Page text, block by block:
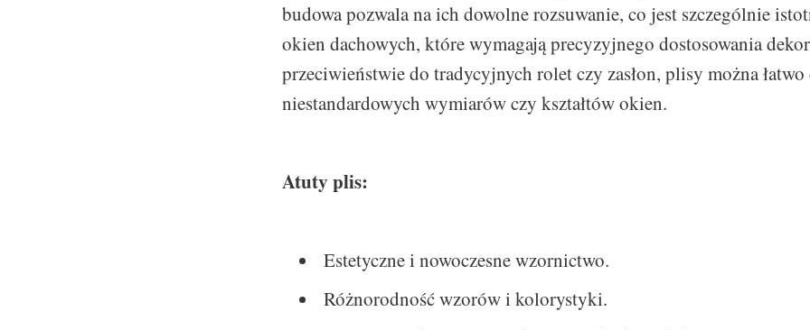
budowa pozwala na ich dowolne rozsuwanie, co jest szczególnie
okien dachowych, które wymagają precyzyjnego dostosowania
przeciwieństwie do tradycyjnych rolet czy zasłon, plisy można łatwo
niestandardowych wymiarów czy kształtów okien.
Atuty plis:
Estetyczne i nowoczesne wzornictwo.
Różnorodność wzorów i kolorystyki.